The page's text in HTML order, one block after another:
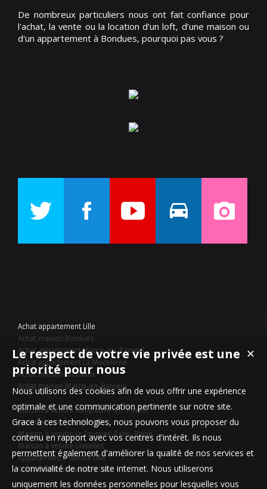
De nombreux particuliers nous ont fait confiance pour
l'achat, la vente ou la location d’un loft, d’une maison ou
d'un appartement à Bondues, pourquoi pas vous ?
Achat appartement Lille
Achat maison Bondues
Achat appartement Marcq-en-Baroeul
Achat appartement La Madeleine
Achat maison Mouvaux
Achat maison Marcq-en-Baroeul
Maison à vendre Templeuve-en-Pévèle
Appartement à vendre Lille
Maison à vendre Le Touquet-Paris-Plage
Maison à vendre Linselles
Appartement à vendre Lille
Stationnement à vendre Lille
✕
Le respect de votre vie privée est une
priorité pour nous
Nous utilisons des cookies afin de vous offrir une expérience
optimale et une communication pertinente sur notre site.
Grace à ces technologies, nous pouvons vous proposer du
contenu en rapport avec vos centres d'intérêt. Ils nous
permettent également d'améliorer la qualité de nos services et
la convivialité de notre site internet. Nous utiliserons
uniquement les données personnelles pour lesquelles vous